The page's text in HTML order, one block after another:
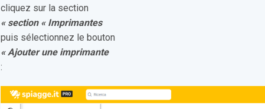
cliquez sur la section
« section « Imprimantes
puis sélectionnez le bouton
« Ajouter une imprimante
: